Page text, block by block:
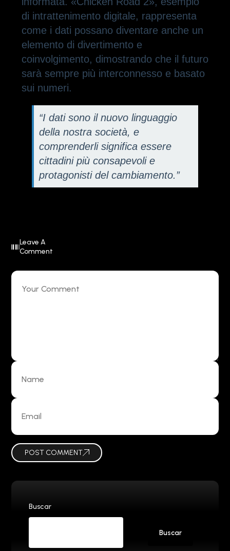
di intrattenimento digitale, rappresenta
come i dati possano diventare anche un
elemento di divertimento e
coinvolgimento, dimostrando che il futuro
sarà sempre più interconnesso e basato
sui numeri.
“I dati sono il nuovo linguaggio
della nostra società, e
comprenderli significa essere
cittadini più consapevoli e
protagonisti del cambiamento.”
Leave A
Comment
POST COMMENT
Buscar
Buscar